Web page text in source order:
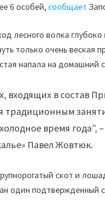
6 особей, сообщает
лесного волка
только очень веская
напала на домашний
входящих в состав
традиционным
время года”,
Павел Жовтюк.
скот и
один подтвержденный